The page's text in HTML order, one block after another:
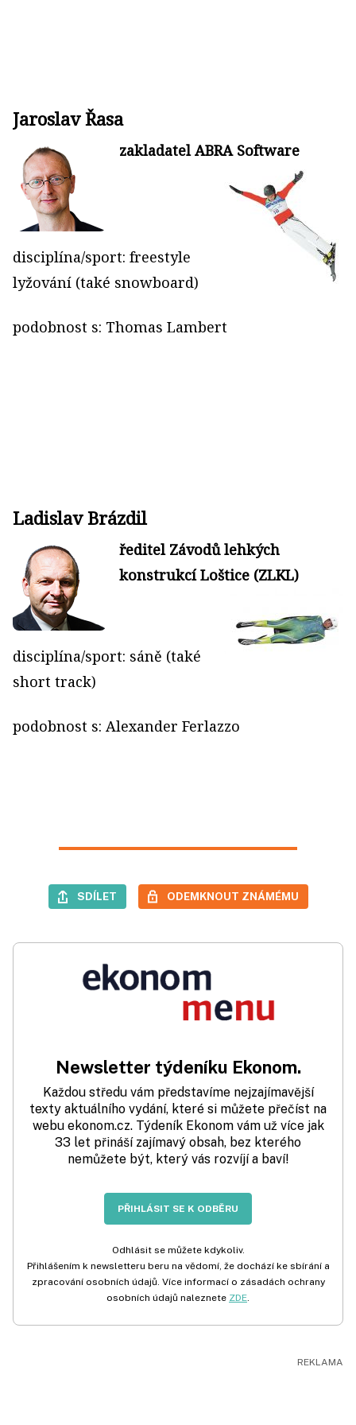
Jaroslav Řasa
zakladatel ABRA Software
disciplína/sport: freestyle
lyžování (také snowboard)
podobnost s: Thomas Lambert
Ladislav Brázdil
ředitel Závodů lehkých
konstrukcí Loštice (ZLKL)
disciplína/sport: sáně (také
short track)
podobnost s: Alexander Ferlazzo
SDÍLET ODEMKNOUT ZNÁMÉMU
Newsletter týdeníku Ekonom.
Každou středu vám představíme nejzajímavější
texty aktuálního vydání, které si můžete přečíst na
webu ekonom.cz. Týdeník Ekonom vám už více jak
33 let přináší zajímavý obsah, bez kterého
nemůžete být, který vás rozvíjí a baví!
PŘIHLÁSIT SE K ODBĚRU
Odhlásit se můžete kdykoliv.
Přihlášením k newsletteru beru na vědomí, že dochází ke sbírání a
zpracování osobních údajů. Více informací o zásadách ochrany
osobních údajů naleznete ZDE.